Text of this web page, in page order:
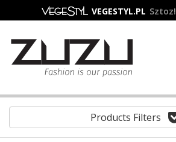
do
treści
VEGESTYL.PL Sztoz!
Products Filters